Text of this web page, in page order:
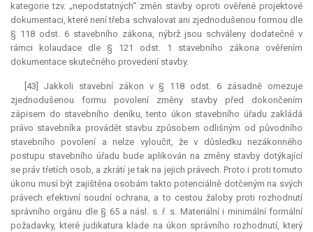
kategorie tzv. „nepodstatných“ změn stavby oproti ověřené projektové
dokumentaci, které není třeba schvalovat ani zjednodušenou formou dle
§ 118 odst. 6 stavebního zákona, nýbrž jsou schváleny dodatečně v
rámci
kolaudace dle § 121 odst. 1 stavebního zákona ověřením
dokumentace skutečného provedení stavby.
[43] Jakkoli stavební zákon v § 118 odst. 6 zásadně omezuje
zjednodušenou formu povolení změny stavby před dokončením
zápisem do stavebního deníku, tento úkon stavebního úřadu zakládá
právo stavebníka provádět stavbu způsobem odlišným od původního
stavebního povolení a nelze vyloučit, že v důsledku nezákonného
postupu stavebního úřadu bude aplikován na změny stavby dotýkající
se práv třetích osob, a zkrátí je tak na jejich právech. Proto i proti tomuto
úkonu musí být zajištěna osobám takto potenciálně dotčeným na svých
právech efektivní soudní ochrana, a to cestou žaloby proti rozhodnutí
správního orgánu dle § 65 a násl. s. ř. s. Materiální i minimální formální
požadavky, kteréjudikatura klade na úkon správního rozhodnutí, který